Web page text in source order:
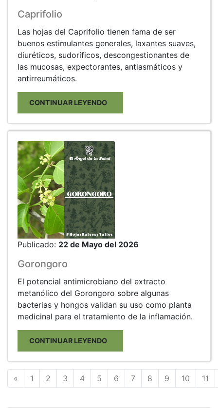
Caprifolio
Las hojas del Caprifolio tienen fama de ser
buenos estimulantes generales, laxantes suaves,
diuréticos, sudoríficos, descongestionantes de
las mucosas, expectorantes, antiasmáticos y
antirreumáticos.
CONTINUAR LEYENDO
Publicado: 22 de Mayo del 2026
Gorongoro
El potencial antimicrobiano del extracto
metanólico del Gorongoro sobre algunas
bacterias y hongos validan su uso como planta
medicinal para el tratamiento de la inflamación.
CONTINUAR LEYENDO
« Anterior
1 2 3 4 5 6 7 8 9 10 11